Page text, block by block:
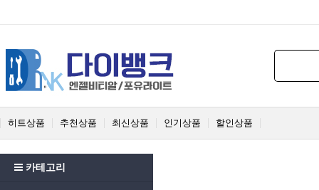
히트상품 추천상품 최신상품 인기상품 할인상품
카테고리